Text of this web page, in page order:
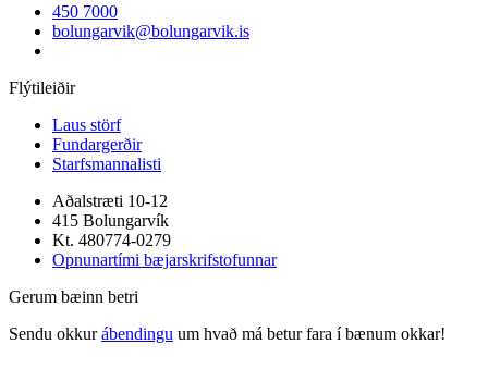
450 7000
bolungarvik@bolungarvik.is
Flýtileiðir
Laus störf
Fundargerðir
Starfsmannalisti
Aðalstræti 10-12
415 Bolungarvík
Kt. 480774-0279
Opnunartími bæjarskrifstofunnar
Gerum bæinn betri
Sendu okkurábendingu um hvað má betur fara í bænum okkar!